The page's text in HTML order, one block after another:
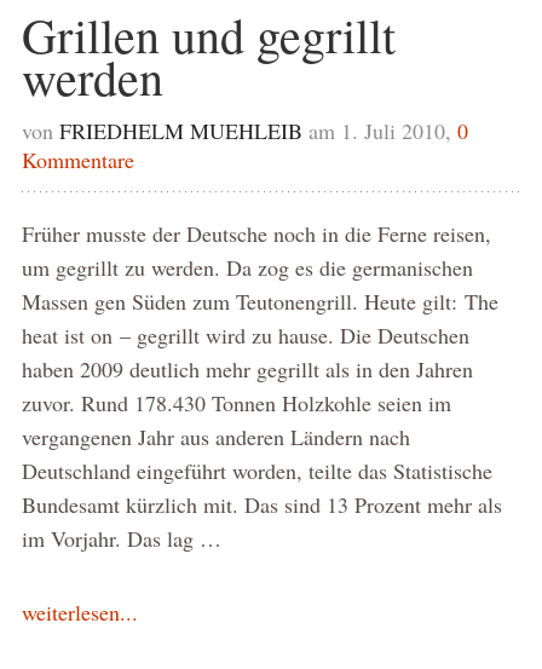
Grillen und gegrillt
werden
von FRIEDHELM MUEHLEIB am 1. Juli 2010, 0
Kommentare
Früher musste der Deutsche noch in die Ferne reisen,
um gegrillt zu werden. Da zog es die germanischen
Massen gen Süden zum Teutonengrill. Heute gilt: The
heat ist on – gegrillt wird zu hause. Die Deutschen
haben 2009 deutlich mehr gegrillt als in den Jahren
zuvor. Rund 178.430 Tonnen Holzkohle seien im
vergangenen Jahr aus anderen Ländern nach
Deutschland eingeführt worden, teilte das Statistische
Bundesamt kürzlich mit. Das sind 13 Prozent mehr als
im Vorjahr. Das lag …
weiterlesen...